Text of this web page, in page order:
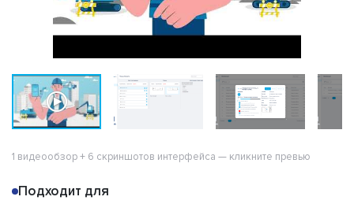
1 видеообзор + 6 скриншотов интерфейса — кликните превью
Подходит для